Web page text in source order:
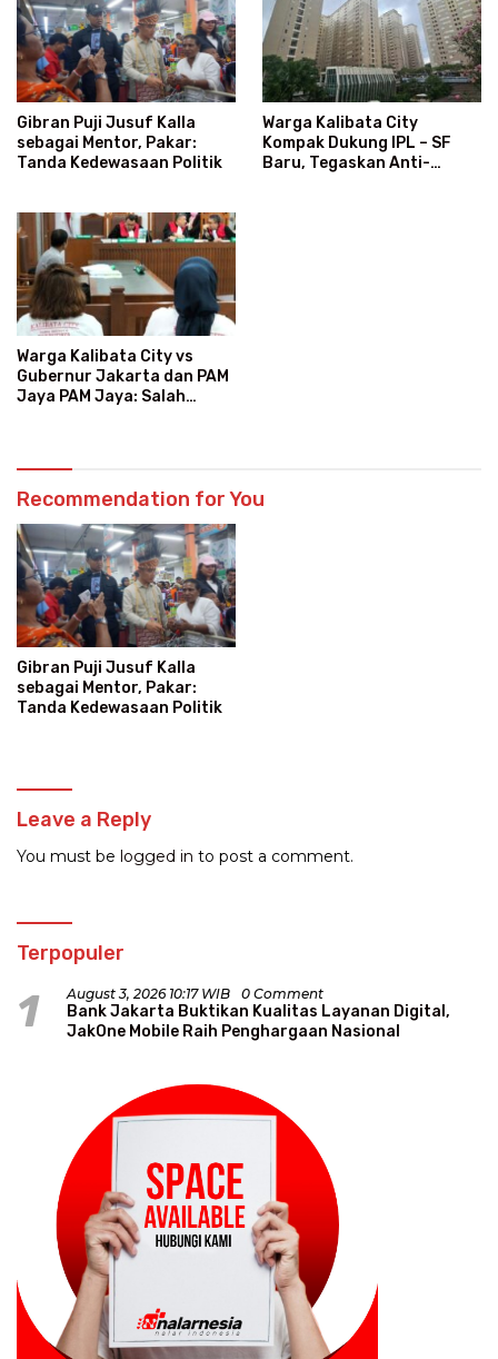
Gibran Puji Jusuf Kalla
sebagai Mentor, Pakar:
Tanda Kedewasaan Politik
Warga Kalibata City
Kompak Dukung IPL – SF
Baru, Tegaskan Anti-
Warga Kalibata City vs
Gubernur Jakarta dan PAM
Jaya PAM Jaya: Salah
Recommendation for You
Gibran Puji Jusuf Kalla
sebagai Mentor, Pakar:
Tanda Kedewasaan Politik
Leave a Reply
You must be logged in to post a comment.
Terpopuler
1 August 3, 2026 10:17 WIB 0 Comment
Bank Jakarta Buktikan Kualitas Layanan Digital,
JakOne Mobile Raih Penghargaan Nasional